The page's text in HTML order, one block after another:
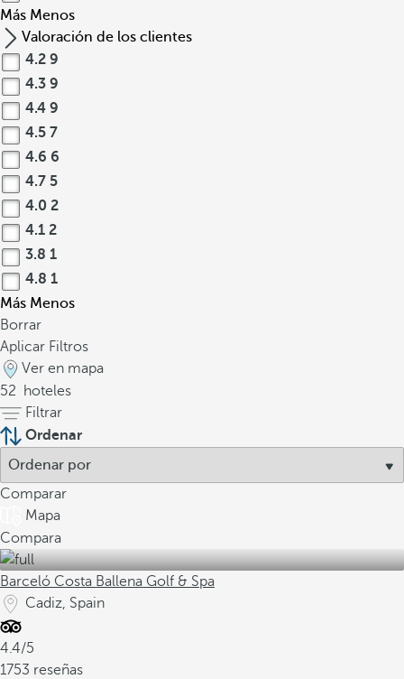
Más Menos
Valoración de los clientes
4.2 9
4.3 9
4.4 9
4.5 7
4.6 6
4.7 5
4.0 2
4.1 2
3.8 1
4.8 1
Más Menos
Borrar
Aplicar Filtros
Ver en mapa
52
hoteles
Filtrar
Ordenar
Comparar
Mapa
Compara
Barceló Costa Ballena Golf & Spa
Cadiz, Spain
4.4/5
1753 reseñas